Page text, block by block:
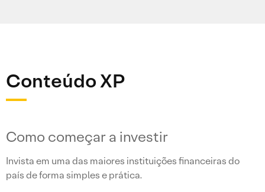
Conteúdo XP
Como começar a investir
Invista em uma das maiores instituições financeiras do
país de forma simples e prática.